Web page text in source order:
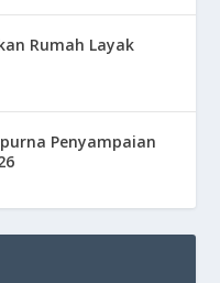
Rumah Layak
Penyampaian